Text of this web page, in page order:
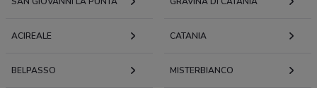
ACIREALE CATANIA
BELPASSO MISTERBIANCO